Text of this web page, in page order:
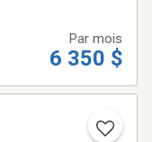
Par mois
6 350 $